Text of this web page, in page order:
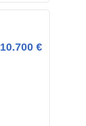
10.700 €